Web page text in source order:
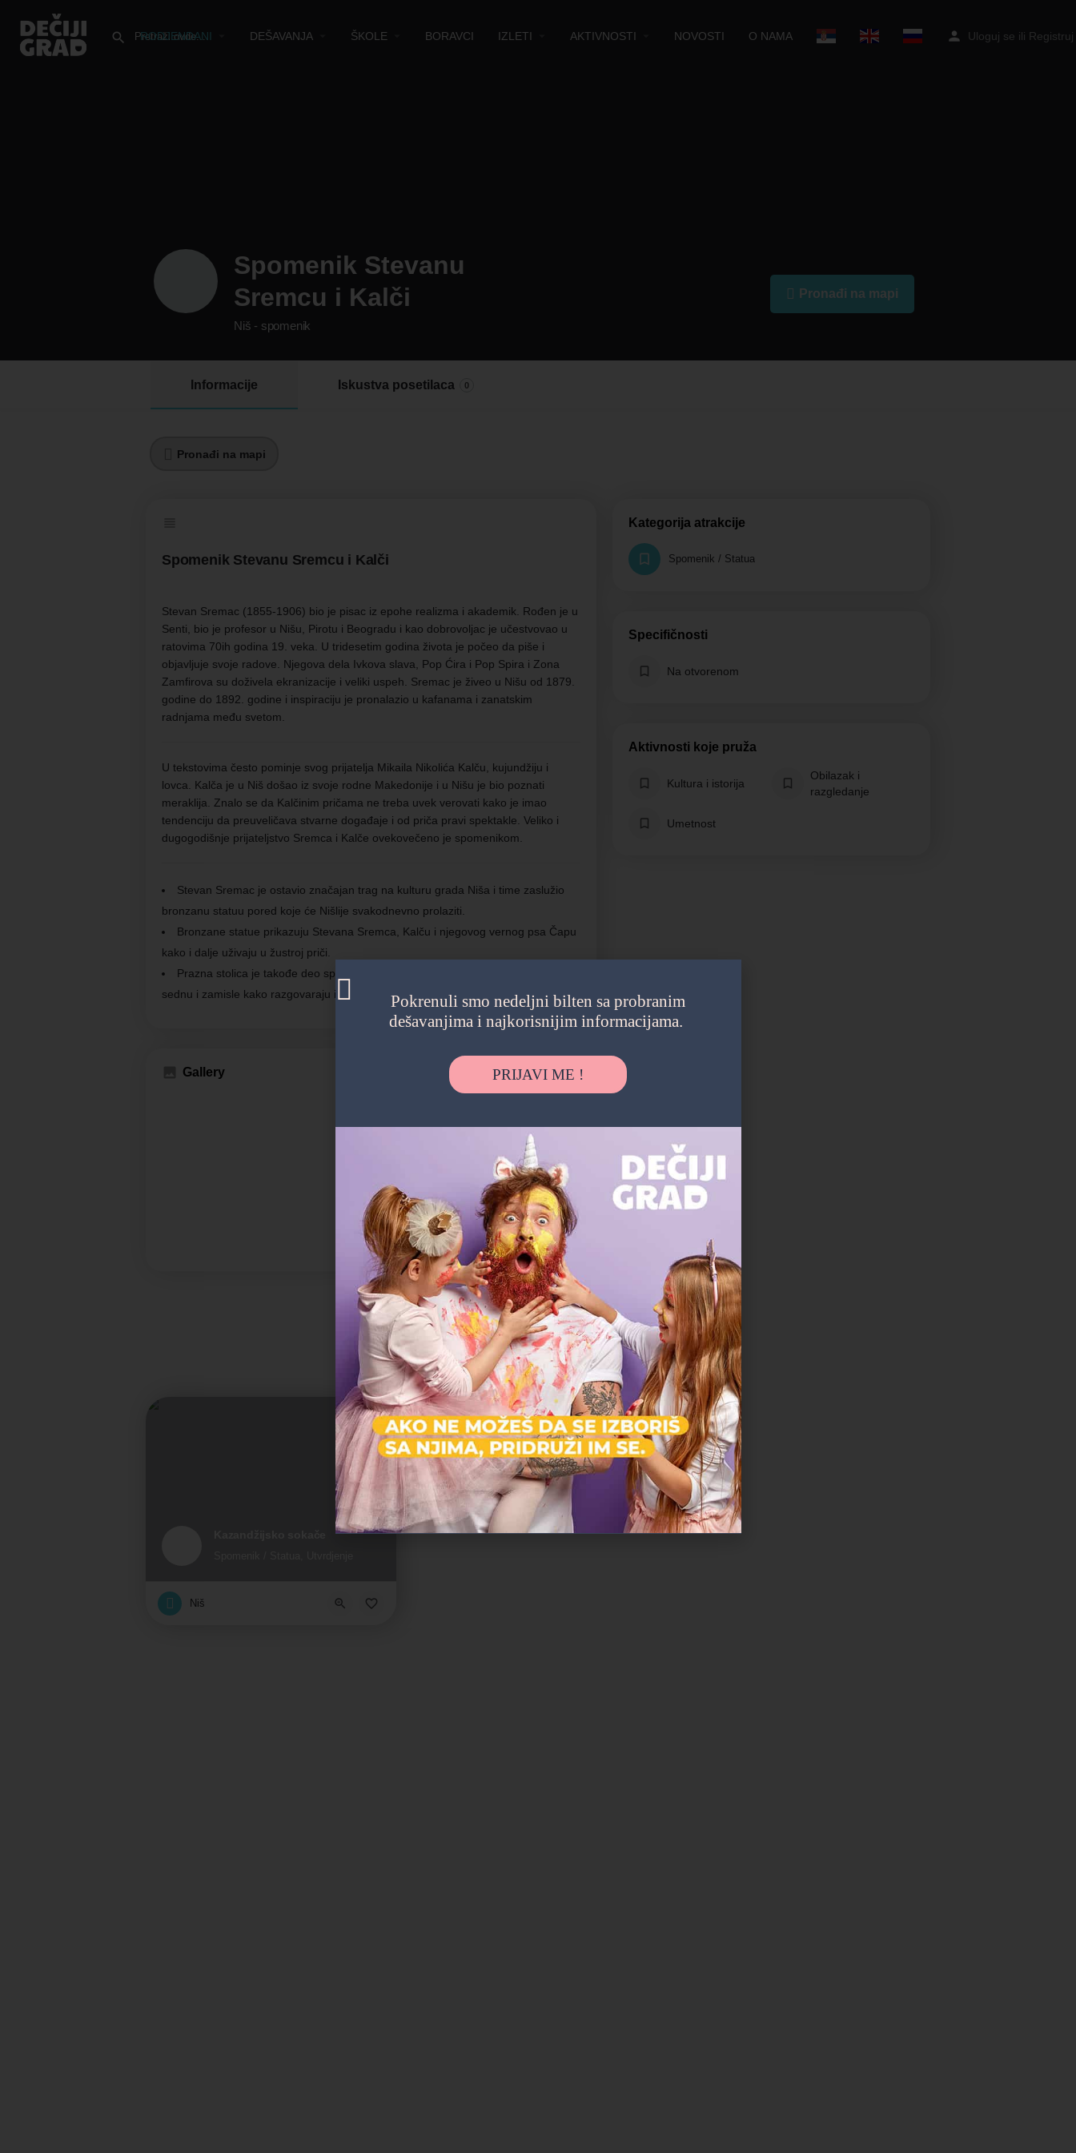
RODJENDANI DEŠAVANJA ŠKOLE BORAVCI IZLETI AKTIVNOSTI NOVOSTI O NAMA Uloguj se ili Registruj
Spomenik Stevanu
Sremcu i Kalči
Niš - spomenik
Pronađi na mapi
Informacije Iskustva posetilaca 0
Pronađi na mapi
Spomenik Stevanu Sremcu i Kalči
Stevan Sremac (1855-1906) bio je pisac iz epohe realizma i akademik. Rođen je u
Senti, bio je profesor u Nišu, Pirotu i Beogradu i kao dobrovoljac je učestvovao u
ratovima 70ih godina 19. veka. U tridesetim godina života je počeo da piše i
objavljuje svoje radove. Njegova dela Ivkova slava, Pop Ćira i Pop Spira i Zona
Zamfirova su doživela ekranizacije i veliki uspeh. Sremac je živeo u Nišu od 1879.
godine do 1892. godine i inspiraciju je pronalazio u kafanama i zanatskim
radnjama među svetom.
U tekstovima često pominje svog prijatelja Mikaila Nikolića Kalču, kujundžiju i
lovca. Kalča je u Niš došao iz svoje rodne Makedonije i u Nišu je bio poznati
meraklija. Znalo se da Kalčinim pričama ne treba uvek verovati kako je imao
tendenciju da preuveličava stvarne događaje i od priča pravi spektakle. Veliko i
dugogodišnje prijateljstvo Sremca i Kalče ovekovečeno je spomenikom.
Stevan Sremac je ostavio značajan trag na kulturu grada Niša i time zaslužio
bronzanu statuu pored koje će Nišlije svakodnevno prolaziti.
Bronzane statue prikazuju Stevana Sremca, Kalču i njegovog vernog psa Čapu
kako i dalje uživaju u žustroj priči.
Prazna stolica je takođe deo spomenika i stoji kao poziv za sve posetioce da
sednu i zamisle kako razgovaraju i smeju se sa Sremcem i Kalčom.
Gallery
Kategorija atrakcije
Spomenik / Statua
Specifičnosti
Na otvorenom
Aktivnosti koje pruža
Kultura i istorija
Obilazak i
razgledanje
Umetnost
Možda vas zanima i sledeće:
Niš
Pokrenuli smo nedeljni bilten sa probranim
dešavanjima i najkorisnijim informacijama.
PRIJAVI ME !